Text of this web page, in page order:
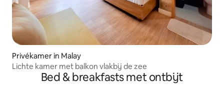
Privékamer in Malay
Lichte kamer met balkon vlakbij de zee
Bed & breakfasts met ontbijt